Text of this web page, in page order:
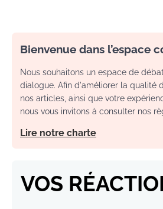
Bienvenue dans l’espace
Nous souhaitons un espace de
dialogue. Afin d'améliorer la qualité
nos articles, ainsi que votre
nous vous invitons à consulter nos
Lire notre charte
VOS